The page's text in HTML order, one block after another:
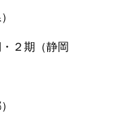
２期（静岡